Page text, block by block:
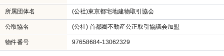
所属団体名 (公社)東京都宅地建物取引協会
公取協名 (公社) 首都圏不動産公正取引協議会加盟
物件番号 97658684-13062329